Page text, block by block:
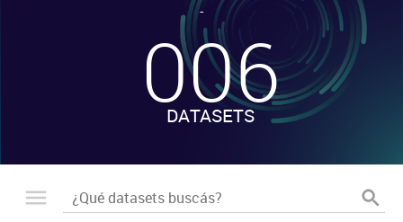
-
006
DATASETS